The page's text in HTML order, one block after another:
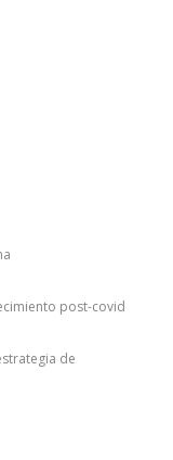
post-covid
de